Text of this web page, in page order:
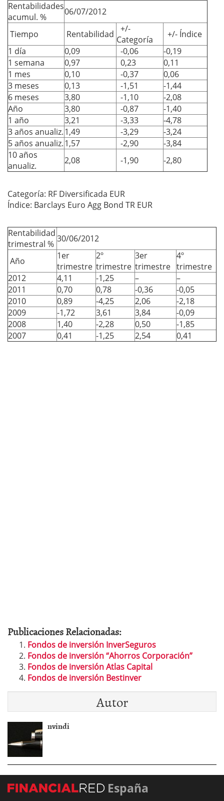
Rentabilidades
acumul. %
06/07/2012
Tiempo Rentabilidad
+/-
Categoría
+/- Índice
1 día
0,09 -0,06
-0,19
1 semana
0,97 0,23
0,11
1 mes
0,10 -0,37
0,06
3 meses
0,13 -1,51
-1,44
6 meses
3,80 -1,10
-2,08
Año
3,80 -0,87
-1,40
1 año
3,21 -3,33
-4,78
3 años anualiz.1,49 -3,29
-3,24
5 años anualiz.1,57 -2,90
-3,84
10 años
anualiz.
2,08 -1,90 -2,80
Categoría: RF Diversificada EUR
Índice: Barclays Euro Agg Bond TR EUR
Rentabilidad
trimestral % 30/06/2012
Año
1er
trimestre
2º
trimestre
3er
trimestre
4º
trimestre
2012
4,11 -1,25 –
–
2011
0,70 0,78 -0,36
-0,05
2010
0,89 -4,25 2,06
-2,18
2009
-1,72 3,61 3,84
-0,09
2008
1,40 -2,28 0,50
-1,85
2007
0,41 -1,25 2,54 0,41
Publicaciones Relacionadas:
Fondos de inversión InverSeguros
Fondos de inversión “Ahorros Corporación”
Fondos de inversión Atlas Capital
Fondos de inversión Bestinver
Autor
nvindi
España